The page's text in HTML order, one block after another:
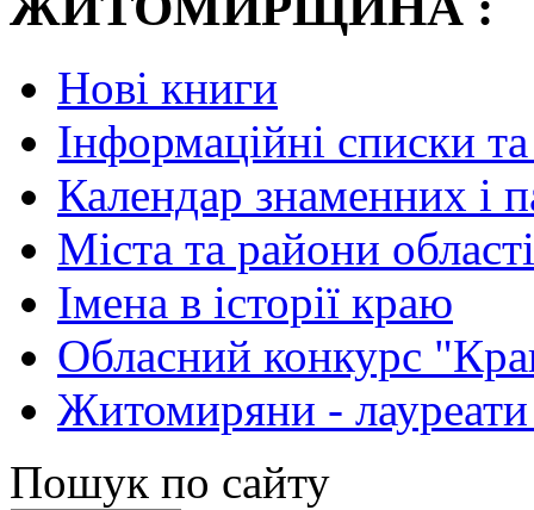
Нові книги
Інформаційні списки
Календар знаменних і
Міста та райони
Імена в історії краю
Обласний конкурс
Житомиряни -
Пошук по сайту